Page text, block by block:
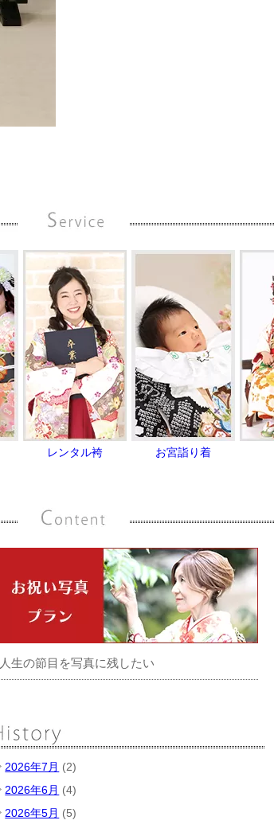
レンタル袴 お宮詣り着
人生の節目を写真に残したい
2026年7月 (2)
2026年6月 (4)
2026年5月 (5)